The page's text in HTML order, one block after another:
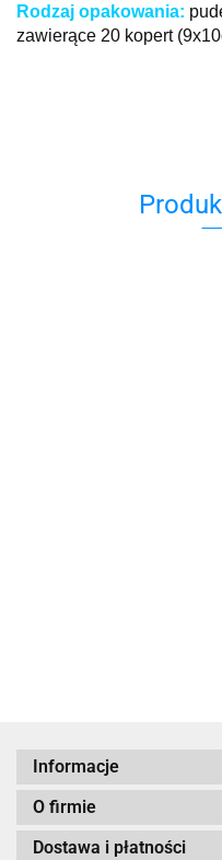
Rodzaj opakowania:
zawierące 20 kopert
Informacje
O firmie
Dostawa i płatności